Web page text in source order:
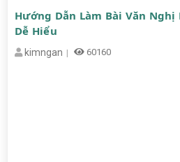
Hướng Dẫn Làm Bài Văn Nghị
Dễ Hiểu
kimngan 60160